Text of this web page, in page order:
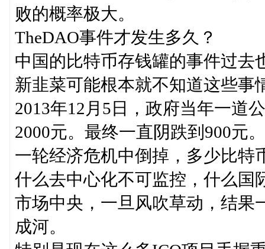
败的概率极大。
TheDAO事件才发生多久？
中国的比特币存钱罐的事件过去
新韭菜可能根本就不知道这些事
2013年12月5日，政府当年一道
2000元。最终一直阴跌到900元
一轮经济危机中倒掉，多少比特
什么去中心化不可监控，什么国
市场中央，一旦风吹草动，结果
成河。